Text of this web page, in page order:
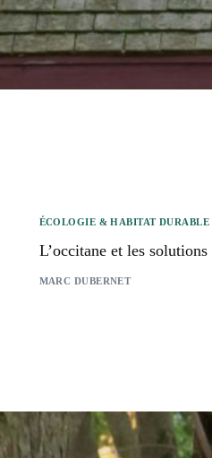
ÉCOLOGIE & HABITAT DURABLE
L’occitane et les
MARC DUBERNET